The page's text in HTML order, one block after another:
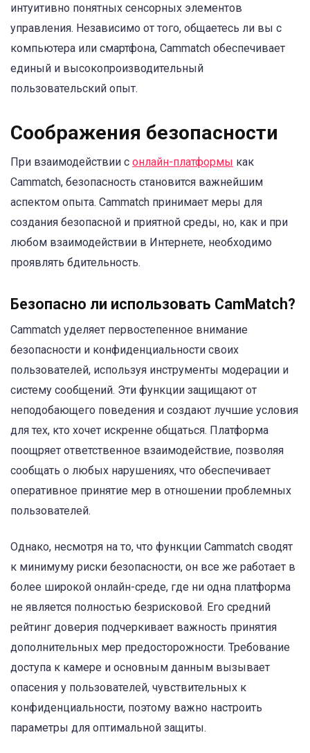
интуитивно понятных сенсорных элементов
управления. Независимо от того, общаетесь ли вы с
компьютера или смартфона, Cammatch обеспечивает
единый и высокопроизводительный
пользовательский опыт.
Соображения безопасности
При взаимодействии с онлайн-платформы как
Cammatch, безопасность становится важнейшим
аспектом опыта. Cammatch принимает меры для
создания безопасной и приятной среды, но, как и при
любом взаимодействии в Интернете, необходимо
проявлять бдительность.
Безопасно ли использовать CamMatch?
Cammatch уделяет первостепенное внимание
безопасности и конфиденциальности своих
пользователей, используя инструменты модерации и
систему сообщений. Эти функции защищают от
неподобающего поведения и создают лучшие условия
для тех, кто хочет искренне общаться. Платформа
поощряет ответственное взаимодействие, позволяя
сообщать о любых нарушениях, что обеспечивает
оперативное принятие мер в отношении проблемных
пользователей.
Однако, несмотря на то, что функции Cammatch сводят
к минимуму риски безопасности, он все же работает в
более широкой онлайн-среде, где ни одна платформа
не является полностью безрисковой. Его средний
рейтинг доверия подчеркивает важность принятия
дополнительных мер предосторожности. Требование
доступа к камере и основным данным вызывает
опасения у пользователей, чувствительных к
конфиденциальности, поэтому важно настроить
параметры для оптимальной защиты.